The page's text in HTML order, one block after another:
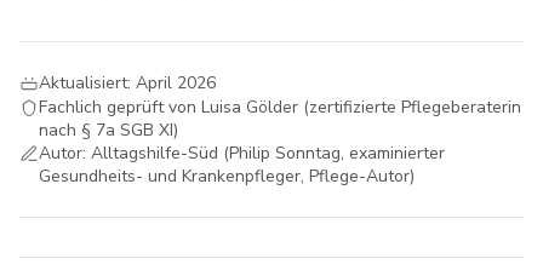
Aktualisiert: April 2026
Fachlich geprüft von Luisa Gölder (zertifizierte Pflegeberaterin
nach § 7a SGB XI)
Autor: Alltagshilfe-Süd (Philip Sonntag, examinierter
Gesundheits- und Krankenpfleger, Pflege-Autor)